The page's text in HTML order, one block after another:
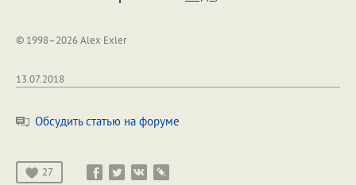
© 1998–2026 Alex Exler
13.07.2018
Обсудить статью на форуме
27